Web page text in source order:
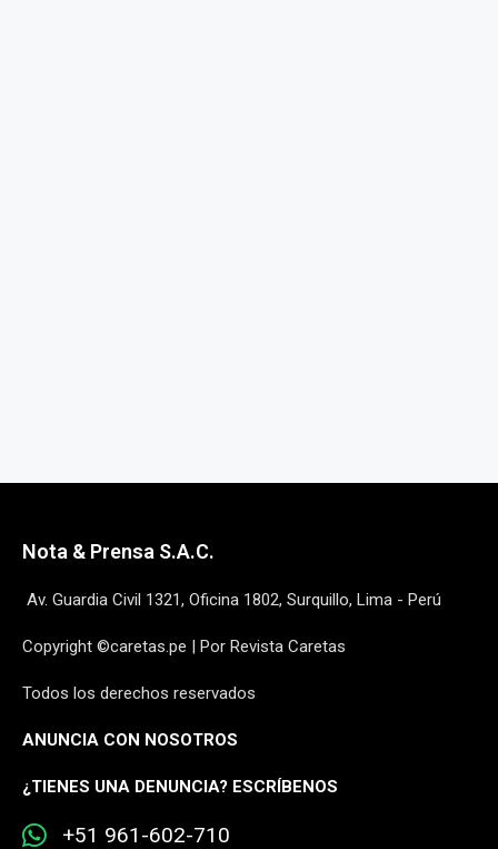
Nota & Prensa S.A.C.
Av. Guardia Civil 1321, Oficina 1802, Surquillo, Lima - Perú
Copyright ©caretas.pe | Por Revista Caretas
Todos los derechos reservados
ANUNCIA CON NOSOTROS
¿TIENES UNA DENUNCIA? ESCRÍBENOS
+51 961-602-710